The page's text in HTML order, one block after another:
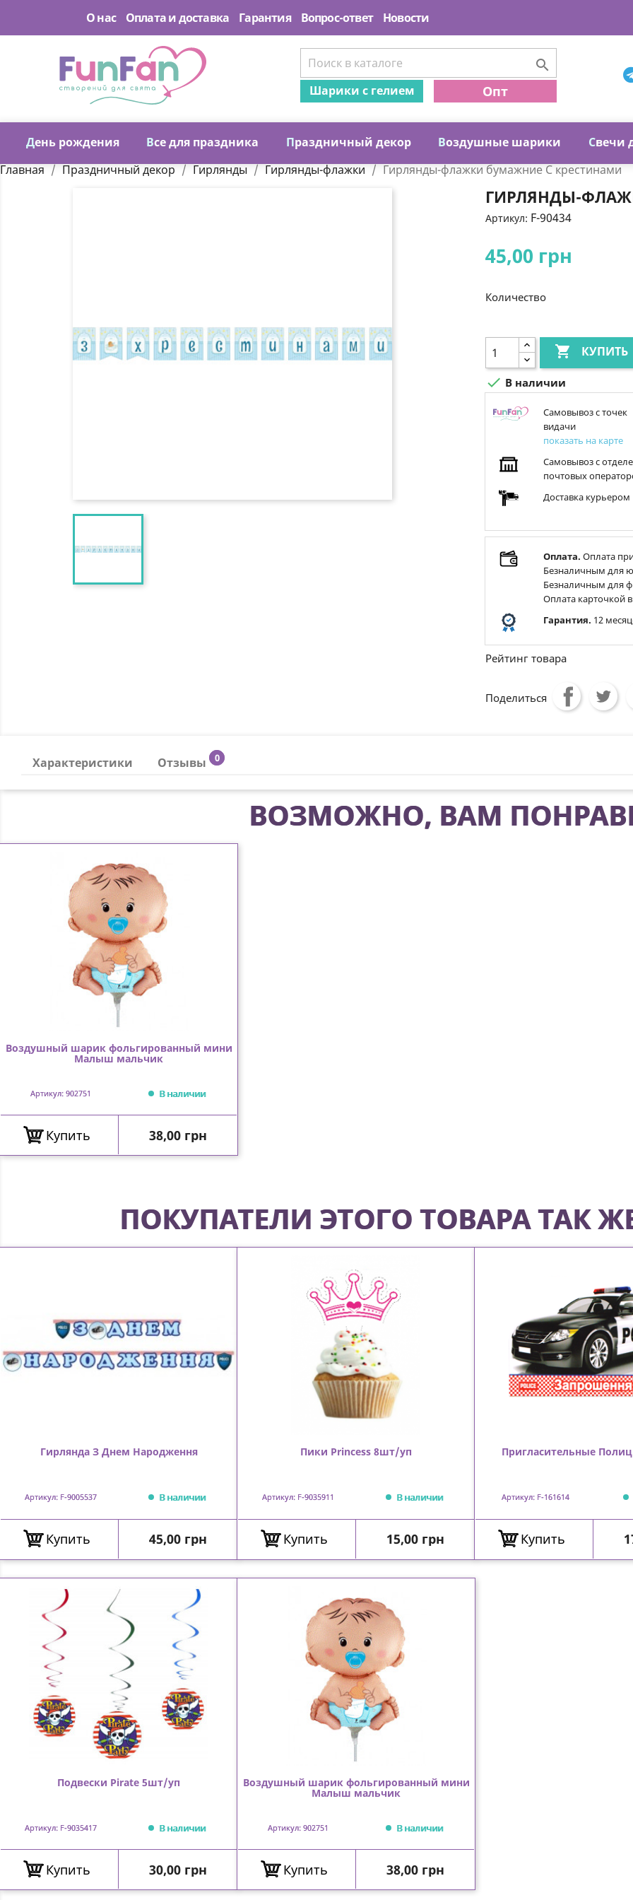
О нас Оплата и доставка Гарантия Вопрос-ответ Новости
День рождения Все для праздника Праздничный декор Воздушные шарики Свечи

Шарики с гелием Опт
Главная Праздничный декор Гирлянды Гирлянды-флажки Гирлянды-флажки бумажние С крестинами
ГИРЛЯНДЫ-
Артикул: F-90434
45,00 грн
Количество
 КУПИТЬ
 В наличии
Самовывоз с точек
видачи
показать на карте
Самовывоз с
почтовых
Доставка курьером
Оплата. Оплата
Безналичным для
Безналичным для
Оплата карточкой
Гарантия. 12
Рейтинг товара
Поделиться
Характеристики Отзывы 0
ВОЗМОЖНО, ВАМ
Воздушный шарик фольгированный мини
Малыш мальчик
Артикул: 902751 В наличии
Купить Цена
38,00 грн
ПОКУПАТЕЛИ ЭТОГО ТОВАРА ТАК
Гирлянда З Днем Народження
Артикул: F-9005537 В наличии
Купить Цена
45,00 грн
Пики Princess 8шт/уп
Артикул: F-9035911 В наличии
Купить Цена
15,00 грн
Пригласительные
Артикул: F-161614
Купить
Подвески Pirate 5шт/уп
Артикул: F-9035417 В наличии
Купить Цена
30,00 грн
Воздушный шарик фольгированный мини
Малыш мальчик
Артикул: 902751 В наличии
Купить Цена
38,00 грн